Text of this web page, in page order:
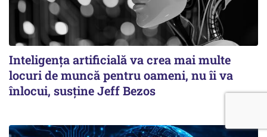
Inteligența artificială va crea mai multe
locuri de muncă pentru oameni, nu îi va
înlocui, susține Jeff Bezos